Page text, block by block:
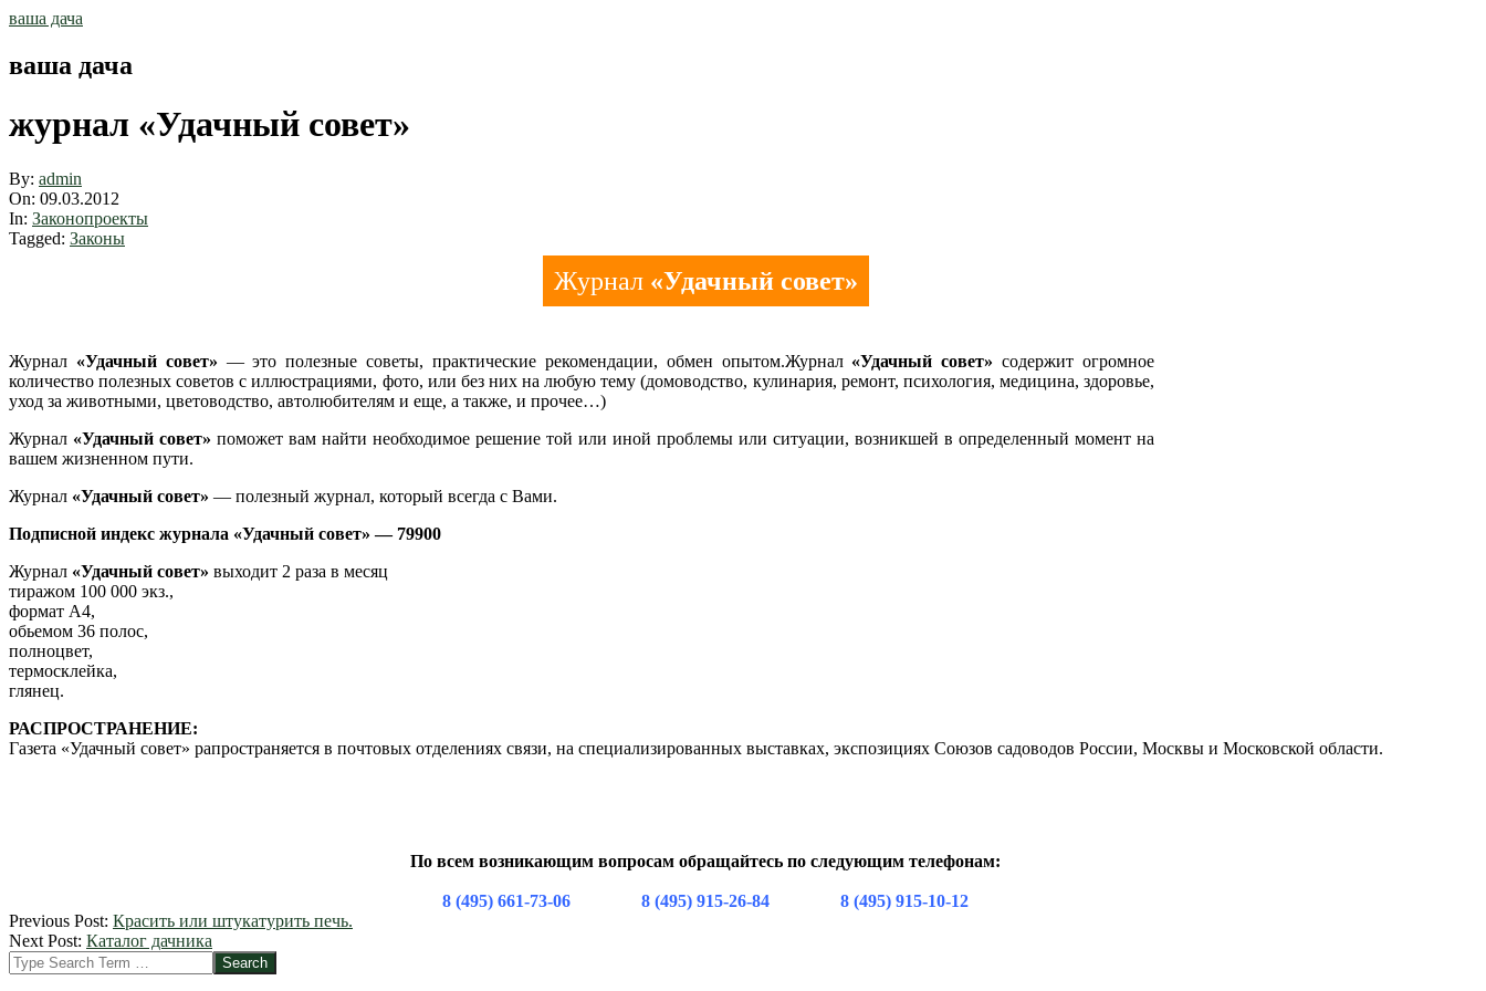
Skip
ваша дача
ваша дача
журнал «Удачный совет»
By: admin
On: 09.03.2012
In: Законопроекты
Tagged: Законы
Журнал «Удачный совет»
Журнал «Удачный совет» — это полезные советы, практические рекомендации, обмен опытом.Журнал «Удачный совет»содержит огромное
количество полезных советов с иллюстрациями, фото, или без них на любую тему (домоводство, кулинария, ремонт, психология, медицина, здоровье,
уход за животными, цветоводство, автолюбителям и еще, а также, и прочее…)
Журнал «Удачный совет» поможет вам найти необходимое решение той или иной проблемы или ситуации, возникшей в определенный момент на
вашем жизненном пути.
Журнал «Удачный совет» — полезный журнал, который всегда с Вами.
Подписной индекс журнала «Удачный совет» — 79900
Журнал «Удачный совет» выходит 2 раза в месяц
тиражом 100 000 экз.,
формат А4,
обьемом 36 полос,
полноцвет,
термосклейка,
глянец.
РАСПРОСТРАНЕНИЕ:
Газета «Удачный совет» рапространяется в почтовых отделениях связи, на специализированных выставках, экспозициях Союзов садоводов России, Москвы и Московской области.
По всем возникающим вопросам обращайтесь по следующим телефонам:
8 (495) 661-73-06 8 (495) 915-26-84 8 (495) 915-10-12
2012-
03-
09
Previous Post: Красить или штукатурить печь.
Next Post: Каталог дачника
Search